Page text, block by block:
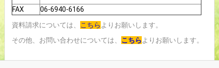
FAX
06-6940-6166
資料請求については、
こちら よりお願いします。
その他、お問い合わせについては、 こちらよりお願いします。